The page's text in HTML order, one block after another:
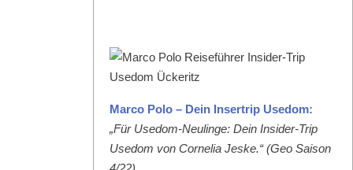
Mar­co Polo – Dein Inser­trip Use­dom:
„Für Use­dom-Neulinge: Dein Insid­er-Trip
Use­dom von Cor­nelia Jeske.“ (Geo Sai­son